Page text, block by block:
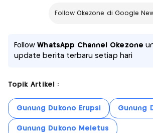
Follow Okezone di Google
FollowWhatsApp Channel Okezone
update berita terbaru setiap hari
Topik Artikel :
Gunung Dukono Erupsi Gunung
Gunung Dukono Meletus